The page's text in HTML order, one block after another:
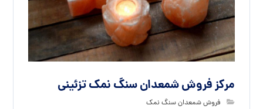
مرکز فروش شمعدان سنگ نمک تزئینی
فروش شمعدان سنگ نمک